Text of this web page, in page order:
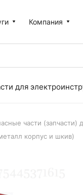
Компания
для
части
корпус и шкив)